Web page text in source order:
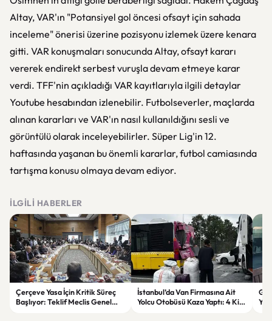
Altay, VAR'ın "Potansiyel gol öncesi ofsayt için sahada
inceleme" önerisi üzerine pozisyonu izlemek üzere kenara
gitti. VAR konuşmaları sonucunda Altay, ofsayt kararı
vererek endirekt serbest vuruşla devam etmeye karar
verdi. TFF'nin açıkladığı VAR kayıtlarıyla ilgili detaylar
Youtube hesabından izlenebilir. Futbolseverler, maçlarda
alınan kararları ve VAR'ın nasıl kullanıldığını sesli ve
görüntülü olarak inceleyebilirler. Süper Lig'in 12.
haftasında yaşanan bu önemli kararlar, futbol camiasında
tartışma konusu olmaya devam ediyor.
İLGILI HABERLER
Çerçeve Yasa İçin Kritik Süreç
Başlıyor: Teklif Meclis Genel
İstanbul’da Van Firmasına Ait
Yolcu Otobüsü Kaza Yaptı: 4 Kişi